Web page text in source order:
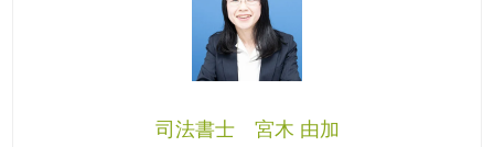
司法書士 宮木 由加